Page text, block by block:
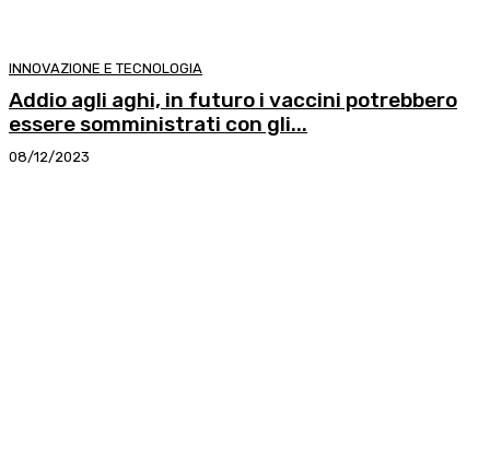
INNOVAZIONE E TECNOLOGIA
Addio agli aghi, in futuro i vaccini potrebbero
essere somministrati con gli...
08/12/2023